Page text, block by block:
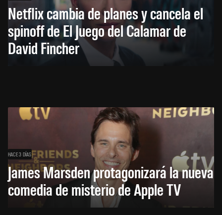
Netflix cambia de planes y cancela el
spinoff de El Juego del Calamar de
David Fincher
HACE 3 DÍAS
James Marsden protagonizará la nueva
comedia de misterio de Apple TV